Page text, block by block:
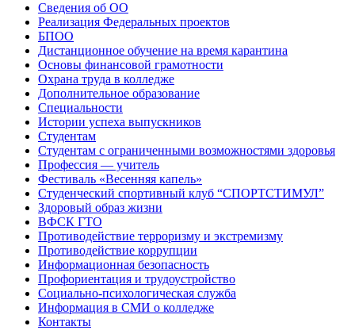
Сведения об ОО
Реализация Федеральных проектов
БПОО
Дистанционное обучение на время карантина
Основы финансовой грамотности
Охрана труда в колледже
Дополнительное образование
Специальности
Истории успеха выпускников
Студентам
Студентам с ограниченными возможностями здоровья
Профессия — учитель
Фестиваль «Весенняя капель»
Студенческий спортивный клуб “СПОРТСТИМУЛ”
Здоровый образ жизни
ВФСК ГТО
Противодействие терроризму и экстремизму
Противодействие коррупции
Информационная безопасность
Профориентация и трудоустройство
Социально-психологическая служба
Информация в СМИ о колледже
Контакты